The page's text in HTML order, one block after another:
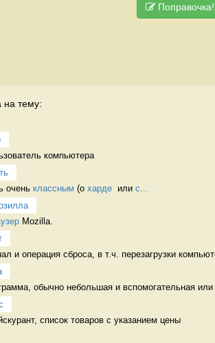
Поправочка!
на тему:
компьютера
очень классным (о харде
  или
с...
Mozilla.
и операция сброса, в т.ч. перезагрузки
обычно небольшая и вспомогательная
список товаров с указанием цены